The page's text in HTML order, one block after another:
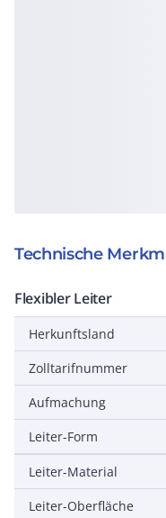
Technische
Flexibler Leiter
Herkunftsland
Zolltarifnummer
Aufmachung
Leiter-Form
Leiter-Material
Leiter-Oberfläche